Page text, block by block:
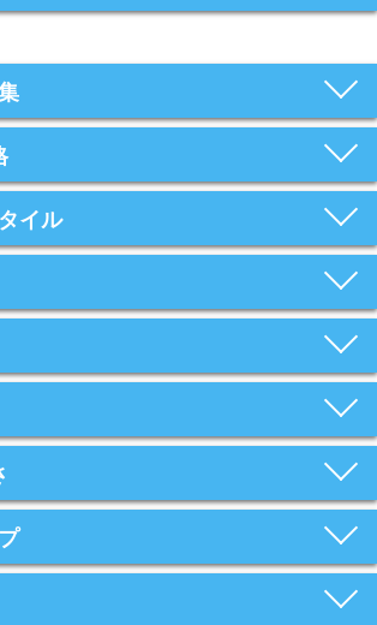
イル